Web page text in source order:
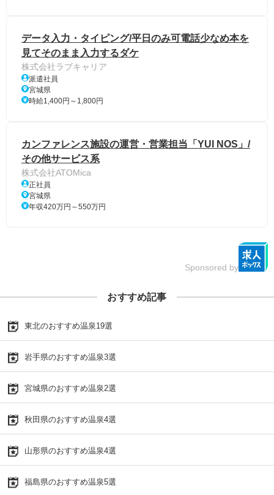
データ入力・タイピング/平日のみ可電話少なめ本を
見てそのまま入力するダケ
株式会社ラブキャリア
派遣社員
宮城県
時給1,400円～1,800円
カンファレンス施設の運営・営業担当「YUI NOS」/
その他サービス系
株式会社ATOMica
正社員
宮城県
年収420万円～550万円
Sponsored by
おすすめ記事
東北のおすすめ温泉19選
岩手県のおすすめ温泉3選
宮城県のおすすめ温泉2選
秋田県のおすすめ温泉4選
山形県のおすすめ温泉4選
福島県のおすすめ温泉5選